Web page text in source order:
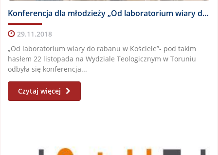
Konferencja dla młodzieży „Od laboratorium wiary do rabanu w Kościele”
29.11.2018
„Od laboratorium wiary do rabanu w Kościele”- pod takim
hasłem 22 listopada na Wydziale Teologicznym w Toruniu
odbyła się konferencja...
Czytaj więcej